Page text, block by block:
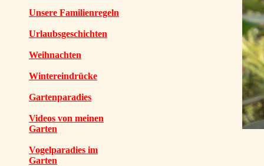
Unsere Familienregeln
Urlaubsgeschichten
Weihnachten
Wintereindrücke
Gartenparadies
Videos von meinen
Garten
Vogelparadies im
Garten